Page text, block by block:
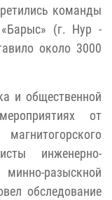
команды
«Барыс» (г. Нур -
около 3000
и общественной
от
инженерно-
разыскной
обследование